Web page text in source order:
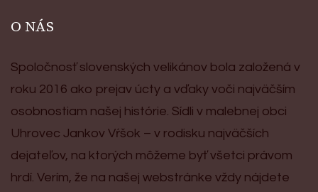
O NÁS
Spoločnosť slovenských velikánov bola založená v
roku 2016 ako prejav úcty a vďaky voči najväčším
osobnostiam našej histórie. Sídli v malebnej obci
Uhrovec Jankov Vŕšok – v rodisku najväčších
dejateľov, na ktorých môžeme byť všetci právom
hrdí. Verím, že na našej webstránke vždy nájdete